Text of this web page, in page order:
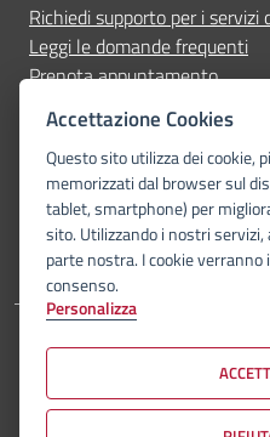
Richiedi supporto per i servizi
Leggi le domande frequenti
Prenota appuntamento
Segnala disservizio
Seguici su
facebookinstagram
Piano di miglioramento del sito
© Comune di Bologna 2026.
Accettazione Cookies
Questo sito utilizza dei cookie,
memorizzati dal browser sul
tablet, smartphone) per
sito. Utilizzando i nostri
parte nostra. I cookie
consenso.
Personalizza